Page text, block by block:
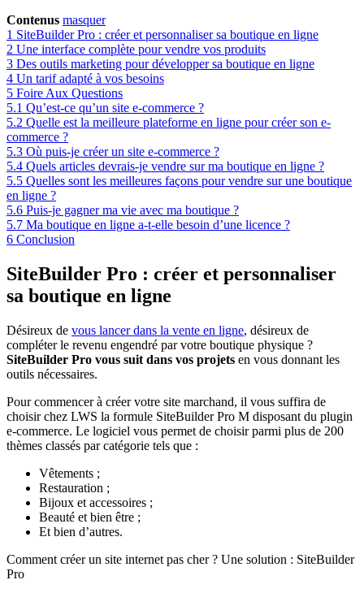
Contenus masquer
1 SiteBuilder Pro : créer et personnaliser sa boutique en ligne
2 Une interface complète pour vendre vos produits
3 Des outils marketing pour développer sa boutique en ligne
4 Un tarif adapté à vos besoins
5 Foire Aux Questions
5.1 Qu’est-ce qu’un site e-commerce ?
5.2 Quelle est la meilleure plateforme en ligne pour créer son e-
commerce ?
5.3 Où puis-je créer un site e-commerce ?
5.4 Quels articles devrais-je vendre sur ma boutique en ligne ?
5.5 Quelles sont les meilleures façons pour vendre sur une boutique
en ligne ?
5.6 Puis-je gagner ma vie avec ma boutique ?
5.7 Ma boutique en ligne a-t-elle besoin d’une licence ?
6 Conclusion
SiteBuilder Pro : créer et personnaliser
sa boutique en ligne
Désireux de vous lancer dans la vente en ligne, désireux de
compléter le revenu engendré par votre boutique physique ?
SiteBuilder Pro vous suit dans vos projets en vous donnant les
outils nécessaires.
Pour commencer à créer votre site marchand, il vous suffira de
choisir chez LWS la formule SiteBuilder Pro M disposant du plugin
e-commerce. Le logiciel vous permet de choisir parmi plus de 200
thèmes classés par catégorie tels que :
Vêtements ;
Restauration ;
Bijoux et accessoires ;
Beauté et bien être ;
Et bien d’autres.
Comment créer un site internet pas cher ? Une solution : SiteBuilder
Pro